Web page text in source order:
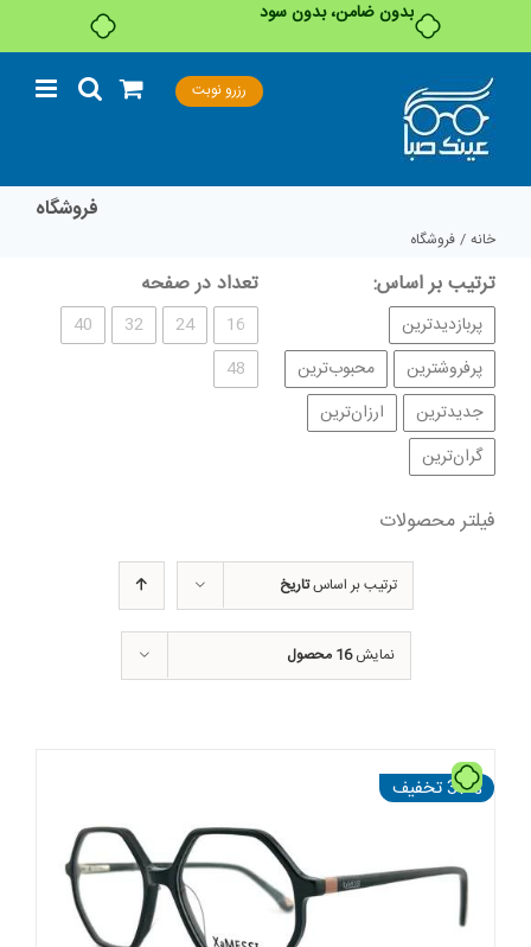
بدون ضامن، بدون سود
content
رزرو نوبت
فروشگاه
خانه فروشگاه
ترتیب بر اساس:
پربازدیدترین
پرفروشترین
محبوب‌ترین
جدیدترین
ارزان‌ترین
گران‌ترین
تعداد در صفحه
16
24
32
40
48
فیلتر محصولات
فقط کالاهای موجود پاک کردن فیلترها
دسته محصولات
ترتیب بر اساستاریخ
نمایش16 محصول
37% تخفیف